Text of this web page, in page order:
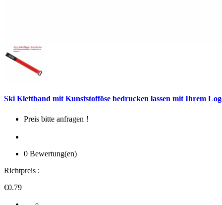
Ski Klettband mit Kunststofföse bedrucken lassen mit Ihrem
Preis bitte anfragen！
0 Bewertung(en)
Richtpreis :
€0.79